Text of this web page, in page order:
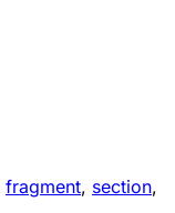
fragment, section,